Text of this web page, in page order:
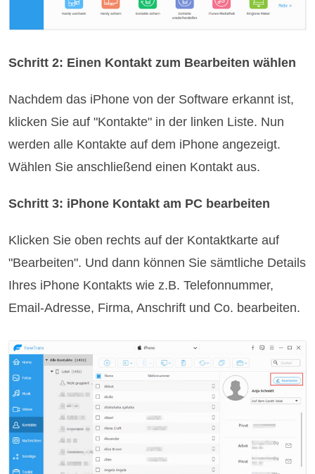
Schritt 2: Einen Kontakt zum Bearbeiten wählen
Nachdem das iPhone von der Software erkannt ist,
klicken Sie auf "Kontakte" in der linken Liste. Nun
werden alle Kontakte auf dem iPhone angezeigt.
Wählen Sie anschließend einen Kontakt aus.
Schritt 3: iPhone Kontakt am PC bearbeiten
Klicken Sie oben rechts auf der Kontaktkarte auf
"Bearbeiten". Und dann können Sie sämtliche Details
Ihres iPhone Kontakts wie z.B. Telefonnummer,
Email-Adresse, Firma, Anschrift und Co. bearbeiten.